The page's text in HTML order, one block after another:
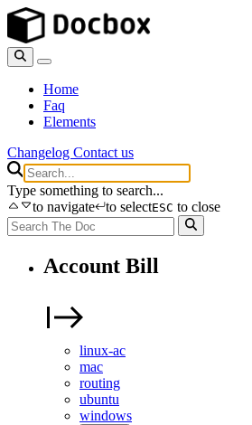
Home
Faq
Elements
Changelog Contact us
Type something to search...
to navigate
to selectESC to close
Account Bill
linux-ac
mac
routing
ubuntu
windows